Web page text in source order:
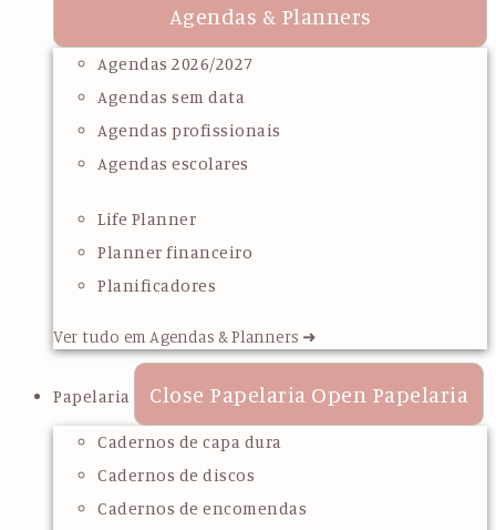
Agendas & Planners
Agendas 2026/2027
Agendas sem data
Agendas profissionais
Agendas escolares
Life Planner
Planner financeiro
Planificadores
Ver tudo em Agendas & Planners ➜
Papelaria Close Papelaria Open Papelaria
Cadernos de capa dura
Cadernos de discos
Cadernos de encomendas